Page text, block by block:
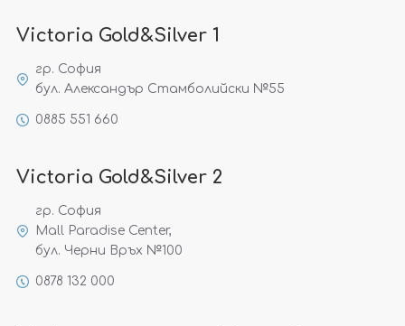
Victoria Gold&Silver 1
гр. София
бул. Александър Стамболийски №55
0885 551 660
Victoria Gold&Silver 2
гр. София
Mall Paradise Center,
бул. Черни Връх №100
0878 132 000